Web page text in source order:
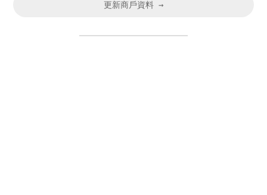
更新商戶資料 →